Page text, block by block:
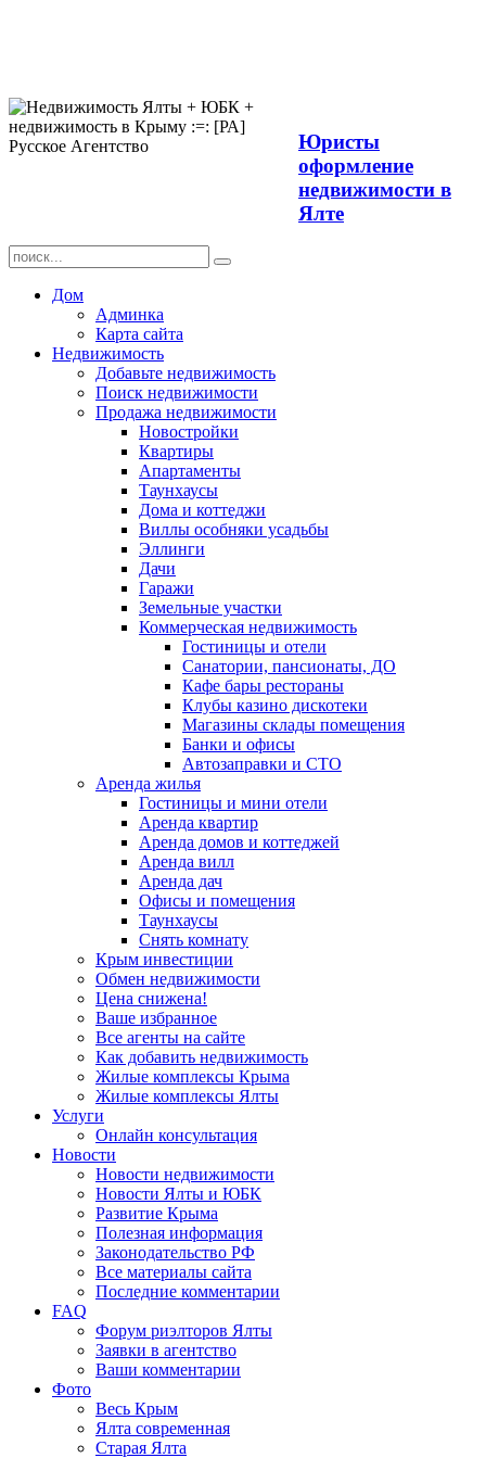
Юристы
оформление
недвижимости в
Ялте
Дом
Админка
Карта сайта
Недвижимость
Добавьте недвижимость
Поиск недвижимости
Продажа недвижимости
Новостройки
Квартиры
Апартаменты
Таунхаусы
Дома и коттеджи
Виллы особняки усадьбы
Эллинги
Дачи
Гаражи
Земельные участки
Коммерческая недвижимость
Гостиницы и отели
Санатории, пансионаты, ДО
Кафе бары рестораны
Клубы казино дискотеки
Магазины склады помещения
Банки и офисы
Автозаправки и СТО
Аренда жилья
Гостиницы и мини отели
Аренда квартир
Аренда домов и коттеджей
Аренда вилл
Аренда дач
Офисы и помещения
Таунхаусы
Снять комнату
Крым инвестиции
Обмен недвижимости
Цена снижена!
Ваше избранное
Все агенты на сайте
Как добавить недвижимость
Жилые комплексы Крыма
Жилые комплексы Ялты
Услуги
Онлайн консультация
Новости
Новости недвижимости
Новости Ялты и ЮБК
Развитие Крыма
Полезная информация
Законодательство РФ
Все материалы сайта
Последние комментарии
FAQ
Форум риэлторов Ялты
Заявки в агентство
Ваши комментарии
Фото
Весь Крым
Ялта современная
Старая Ялта